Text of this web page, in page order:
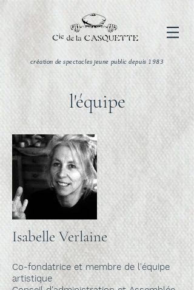
création de spectacles jeune public depuis 1983
l'équipe
Isabelle Verlaine
Co-fondatrice et membre de l'équipe
artistique